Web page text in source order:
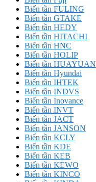
Biến tần FULING
Biến tần GTAKE
Biến tần HEDY
Biến tần HITACHI
Biến tần HNC
Biến tần HOLIP
Biến tần HUAYUAN
Biến tần Hyundai
Biến tần IHTEK
Biến tần INDVS
Biến tần Inovance
Biến tần INVT
Biến tần JACT
Biến tần JANSON
Biến tần KCLY
Biến tần KDE
Biến tần KEB
Biến tần KEWO
Biến tần KINCO